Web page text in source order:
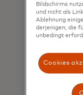
Bildschirms
und nicht als
Ablehnung
derjenigen, die
unbedingt
Cookies